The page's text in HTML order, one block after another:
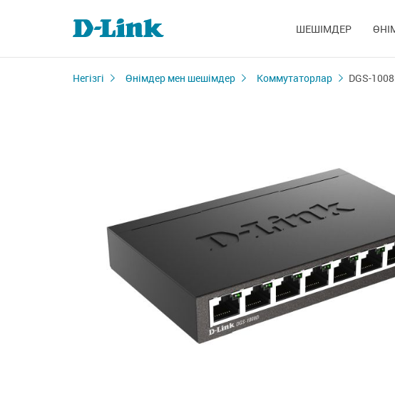
ШЕШІМДЕР
Негізгі Өнімдер мен шешімдер Коммутаторлар DGS-